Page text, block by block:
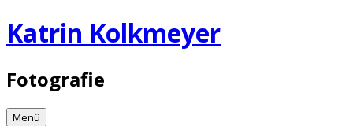
Katrin Kolkmeyer
Fotografie
Menü